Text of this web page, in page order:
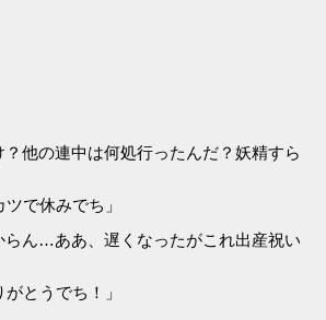
他の連中は何処行ったんだ？妖精すら
で休みでち」
らん…ああ、遅くなったがこれ出産祝い
とうでち！」